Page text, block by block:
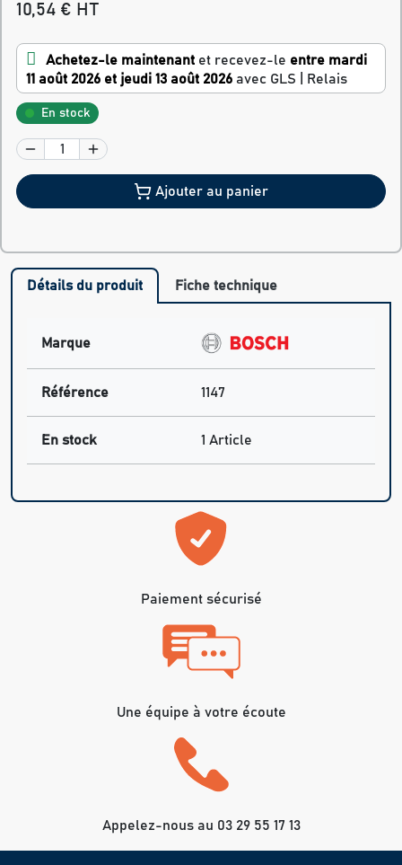
10,54 € HT
Achetez-le maintenant et recevez-le entre mardi
11 août 2026 et jeudi 13 août 2026 avec GLS | Relais
En stock
Ajouter au panier
Détails du produit Fiche technique
Marque
Référence 1147
En stock 1 Article
Paiement sécurisé
Une équipe à votre écoute
Appelez-nous au 03 29 55 17 13